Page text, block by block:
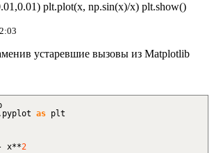
plt.plot(x, np.sin(x)/x) plt.show()
устаревшие вызовы из Matplotlib
pyplot as plt
x**2